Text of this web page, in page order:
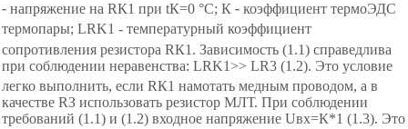
- напряжение на RК1 при tК=0 °С; К - коэффициент термоЭДС
термопары; LRK1 - температурный коэффициент
сопротивления резистора RК1. Зависимость (1.1) справедлива
при соблюдении неравенства: LRK1 >> LR3 (1.2). Это условие
легко выполнить, если RК1 намотать медным проводом, а в
качестве RЗ использовать резистор МЛТ. При соблюдении
требований (1.1) и (1.2) входное напряжение Uвх=К*1 (1.3). Это